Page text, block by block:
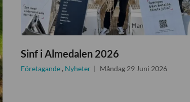
Sinf i Almedalen 2026
Företagande , Nyheter Måndag 29 Juni 2026